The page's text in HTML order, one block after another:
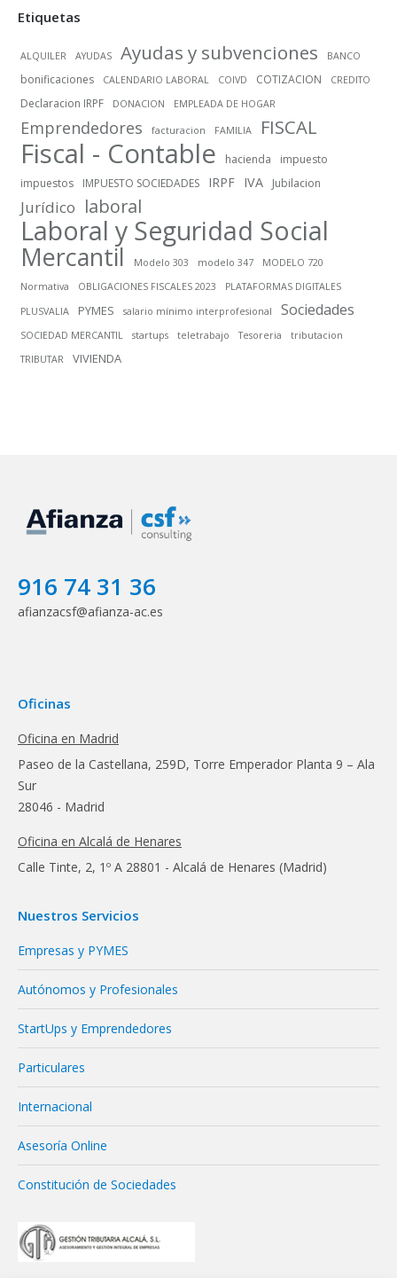
Etiquetas
ALQUILER AYUDAS Ayudas y subvenciones BANCO
bonificaciones CALENDARIO LABORAL COIVD COTIZACION CREDITO
Declaracion IRPF DONACION EMPLEADA DE HOGAR
Emprendedores facturacion FAMILIA FISCAL
Fiscal - Contable hacienda
impuesto
impuestos
IMPUESTO SOCIEDADES IRPF IVA Jubilacion
Jurídico laboral
Laboral y Seguridad Social
Mercantil Modelo 303 modelo 347
MODELO 720
Normativa
OBLIGACIONES FISCALES 2023
PLATAFORMAS DIGITALES
PLUSVALIA
PYMES salario mínimo interprofesional Sociedades
SOCIEDAD MERCANTIL startups teletrabajo Tesoreria
tributacion
TRIBUTAR
VIVIENDA
916 74 31 36
afianzacsf@afianza-ac.es
Oficinas
Oficina en Madrid
Paseo de la Castellana, 259D, Torre Emperador Planta 9 – Ala
Sur
28046 - Madrid
Oficina en Alcalá de Henares
Calle Tinte, 2, 1º A 28801 - Alcalá de Henares (Madrid)
Nuestros Servicios
Empresas y PYMES
Autónomos y Profesionales
StartUps y Emprendedores
Particulares
Internacional
Asesoría Online
Constitución de Sociedades